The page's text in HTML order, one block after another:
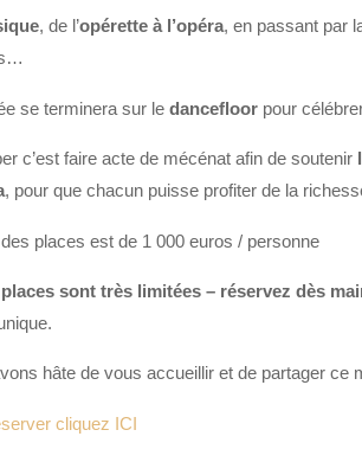
, de l’opérette à l’opéra, en passant par
se terminera sur ledancefloor pour
c’est faire acte de mécénat afin de soutenir
, pour que chacun puisse profiter de la
places est de 1 000 euros / personne
sont très limitées – réservez dès
hâte de vous accueillir et de partager ce
cliquez ICI